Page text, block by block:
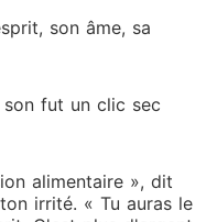
son âme, sa
fut un clic sec
alimentaire », dit
irrité. « Tu auras le